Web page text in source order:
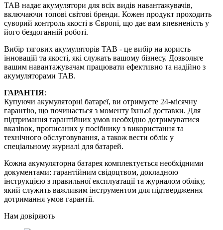
TAB надає акумулятори для всіх видів навантажувачів,
включаючи топові світові бренди. Кожен продукт проходить
суворий контроль якості в Європі, що дає вам впевненість у
його бездоганній роботі.
Вибір тягових акумуляторів TAB - це вибір на користь
інновацій та якості, які служать вашому бізнесу. Дозвольте
вашим навантажувачам працювати ефективно та надійно з
акумуляторами TAB.
ГАРАНТІЯ:
Купуючи акумуляторні батареї, ви отримуєте 24-місячну
гарантію, що починається з моменту їхньої доставки. Для
підтримання гарантійних умов необхідно дотримуватися
вказівок, прописаних у посібнику з використання та
технічного обслуговування, а також вести облік у
спеціальному журналі для батарей.
Кожна акумуляторна батарея комплектується необхідними
документами: гарантійним свідоцтвом, докладною
інструкцією з правильної експлуатації та журналом обліку,
який служить важливим інструментом для підтвердження
дотримання умов гарантії.
Нам довіряють